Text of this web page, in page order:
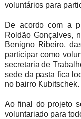
voluntários para
De acordo com a
Roldão Gonçalves,
Benigno Ribeiro,
participar como
secretaria de
sede da pasta fica
no bairro Kubitschek.
Ao final do projeto
voluntariado para